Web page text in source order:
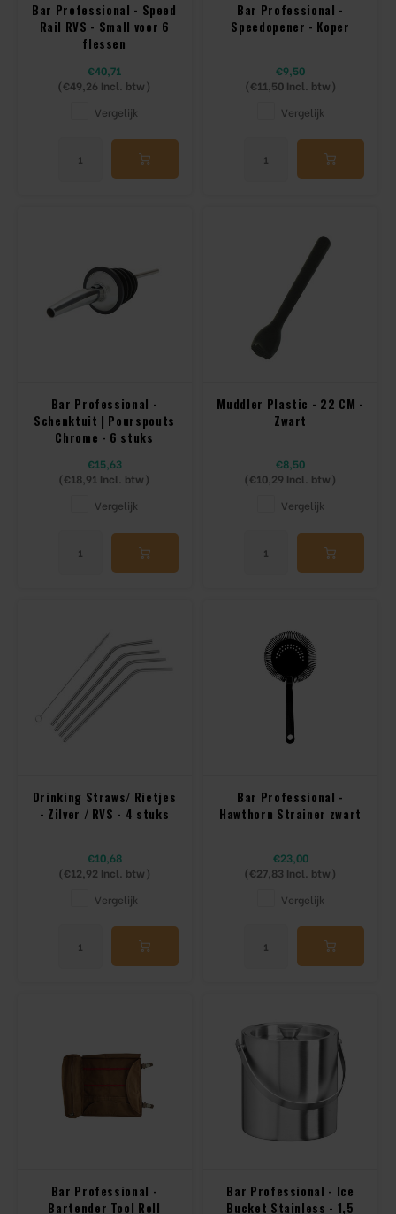
Bar Professional - Speed
Rail RVS - Small voor 6
flessen
€40,71
(€49,26 Incl. btw)
Vergelijk
Bar Professional -
Speedopener - Koper
€9,50
(€11,50Incl. btw)
Vergelijk
Bar Professional -
Schenktuit | Pourspouts
Chrome - 6 stuks
€15,63
(€18,91 Incl. btw)
Vergelijk
Muddler Plastic - 22 CM -
Zwart
€8,50
(€10,29 Incl. btw)
Vergelijk
Drinking Straws/ Rietjes
- Zilver / RVS - 4 stuks
€10,68
(€12,92 Incl. btw)
Vergelijk
Bar Professional -
Hawthorn Strainer zwart
€23,00
(€27,83 Incl. btw)
Vergelijk
Bar Professional -
Bartender Tool Roll
Bar Professional - Ice
Bucket Stainless - 1,5